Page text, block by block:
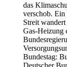
das
verschob. Ein
Streit
Gas-Heizung
Bundestag:
Deutscher